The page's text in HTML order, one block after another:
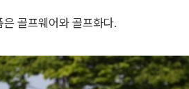
골프웨어와 골프화다.